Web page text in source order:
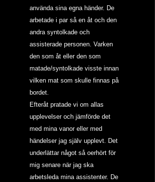
använda sina egna händer. De
arbetade i par så en åt och den
andra syntolkade och
assisterade personen. Varken
den som åt eller den som
matade/syntolkade visste innan
vilken mat som skulle finnas på
bordet.
Efteråt pratade vi om allas
upplevelser och jämförde det
med mina vanor eller med
händelser jag själv upplevt. Det
underlättar något så oerhört för
mig senare när jag ska
arbetsleda mina assistenter. De